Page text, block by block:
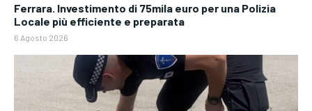
Ferrara. Investimento di 75mila euro per una Polizia
Locale più efficiente e preparata
6 Agosto 2026